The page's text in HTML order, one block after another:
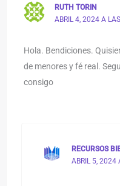
RUTH TORIN
ABRIL 4, 2024 A
Hola. Bendiciones.
de menores y fé real.
consigo
RECURSOS
ABRIL 5, 2024